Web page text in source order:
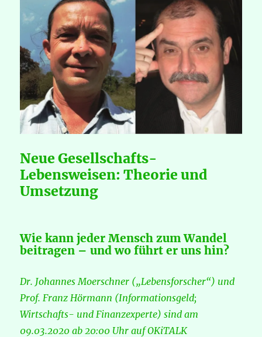
Neue Gesellschafts-
Lebensweisen: Theorie und
Umsetzung
Wie kann jeder Mensch zum Wandel
beitragen – und wo führt er uns hin?
Dr. Johannes Moerschner („Lebensforscher“) und
Prof. Franz Hörmann (Informationsgeld;
Wirtschafts- und Finanzexperte) sind am
09.03.2020 ab 20:00 Uhr auf OKiTALK